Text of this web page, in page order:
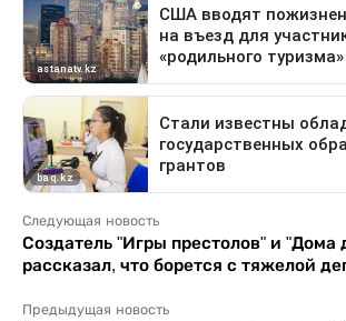
Следующая новость
Создатель "Игры престолов" и "Дома
рассказал, что борется с тяжелой
Предыдущая новость